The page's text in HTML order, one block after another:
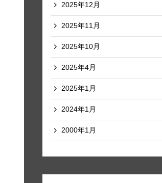
2025年12月
2025年11月
2025年10月
2025年4月
2025年1月
2024年1月
2000年1月